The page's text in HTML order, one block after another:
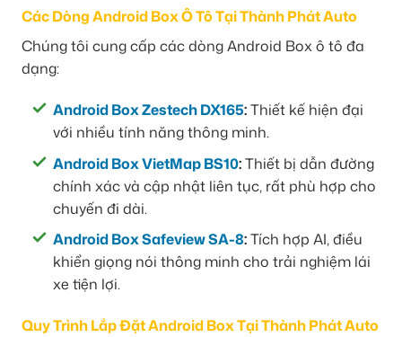
Các Dòng Android Box Ô Tô Tại Thành Phát Auto
Chúng tôi cung cấp các dòng Android Box ô tô đa
dạng:
Android Box Zestech DX165:Thiết kế hiện đại
với nhiều tính năng thông minh.
Android Box VietMap BS10:Thiết bị dẫn đường
chính xác và cập nhật liên tục, rất phù hợp cho
chuyến đi dài.
Android Box Safeview SA-8:Tích hợp AI, điều
khiển giọng nói thông minh cho trải nghiệm lái
xe tiện lợi.
Quy Trình Lắp Đặt Android Box Tại Thành Phát Auto